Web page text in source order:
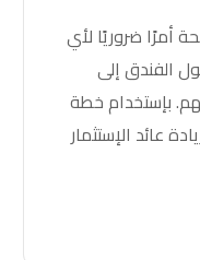
أمرًا ضروريًا لأي
الفندق إلى
بإستخدام خطة
عائد الإستثمار